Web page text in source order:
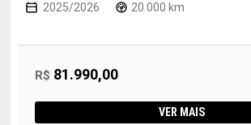
2025/2026 20.000 km
R$ 81.990,00
VER MAIS